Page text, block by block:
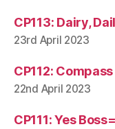
CP113: Dairy,
23rd April 2023
CP112: Compass
22nd April 2023
CP111: Yes